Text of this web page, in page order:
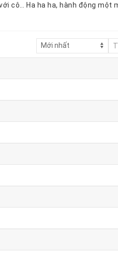
cô… Ha ha ha, hành động một
ha ha, kẻ nào nói lăn ra đây
hai gặp mặt, cô khiến anh
chỉ là hơi “cay”.Nghe nói,
quỷ không biết, thần không
của nhiều nước, khiến các